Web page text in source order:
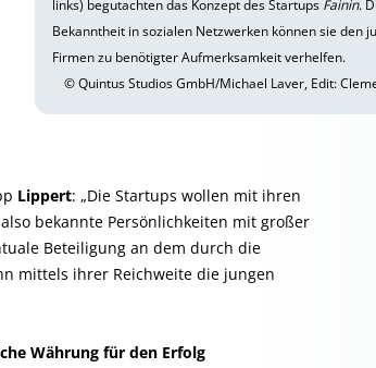
links) begutachten das Konzept des Startups Fainin.
Bekanntheit in sozialen Netzwerken können sie den
Firmen zu benötigter Aufmerksamkeit verhelfen.
© Quintus Studios GmbH/Michael Laver, Edit:
Lippert: „Die Startups wollen mit ihren
bekannte Persönlichkeiten mit großer
Beteiligung an dem durch die
mittels ihrer Reichweite die jungen
Währung für den Erfolg